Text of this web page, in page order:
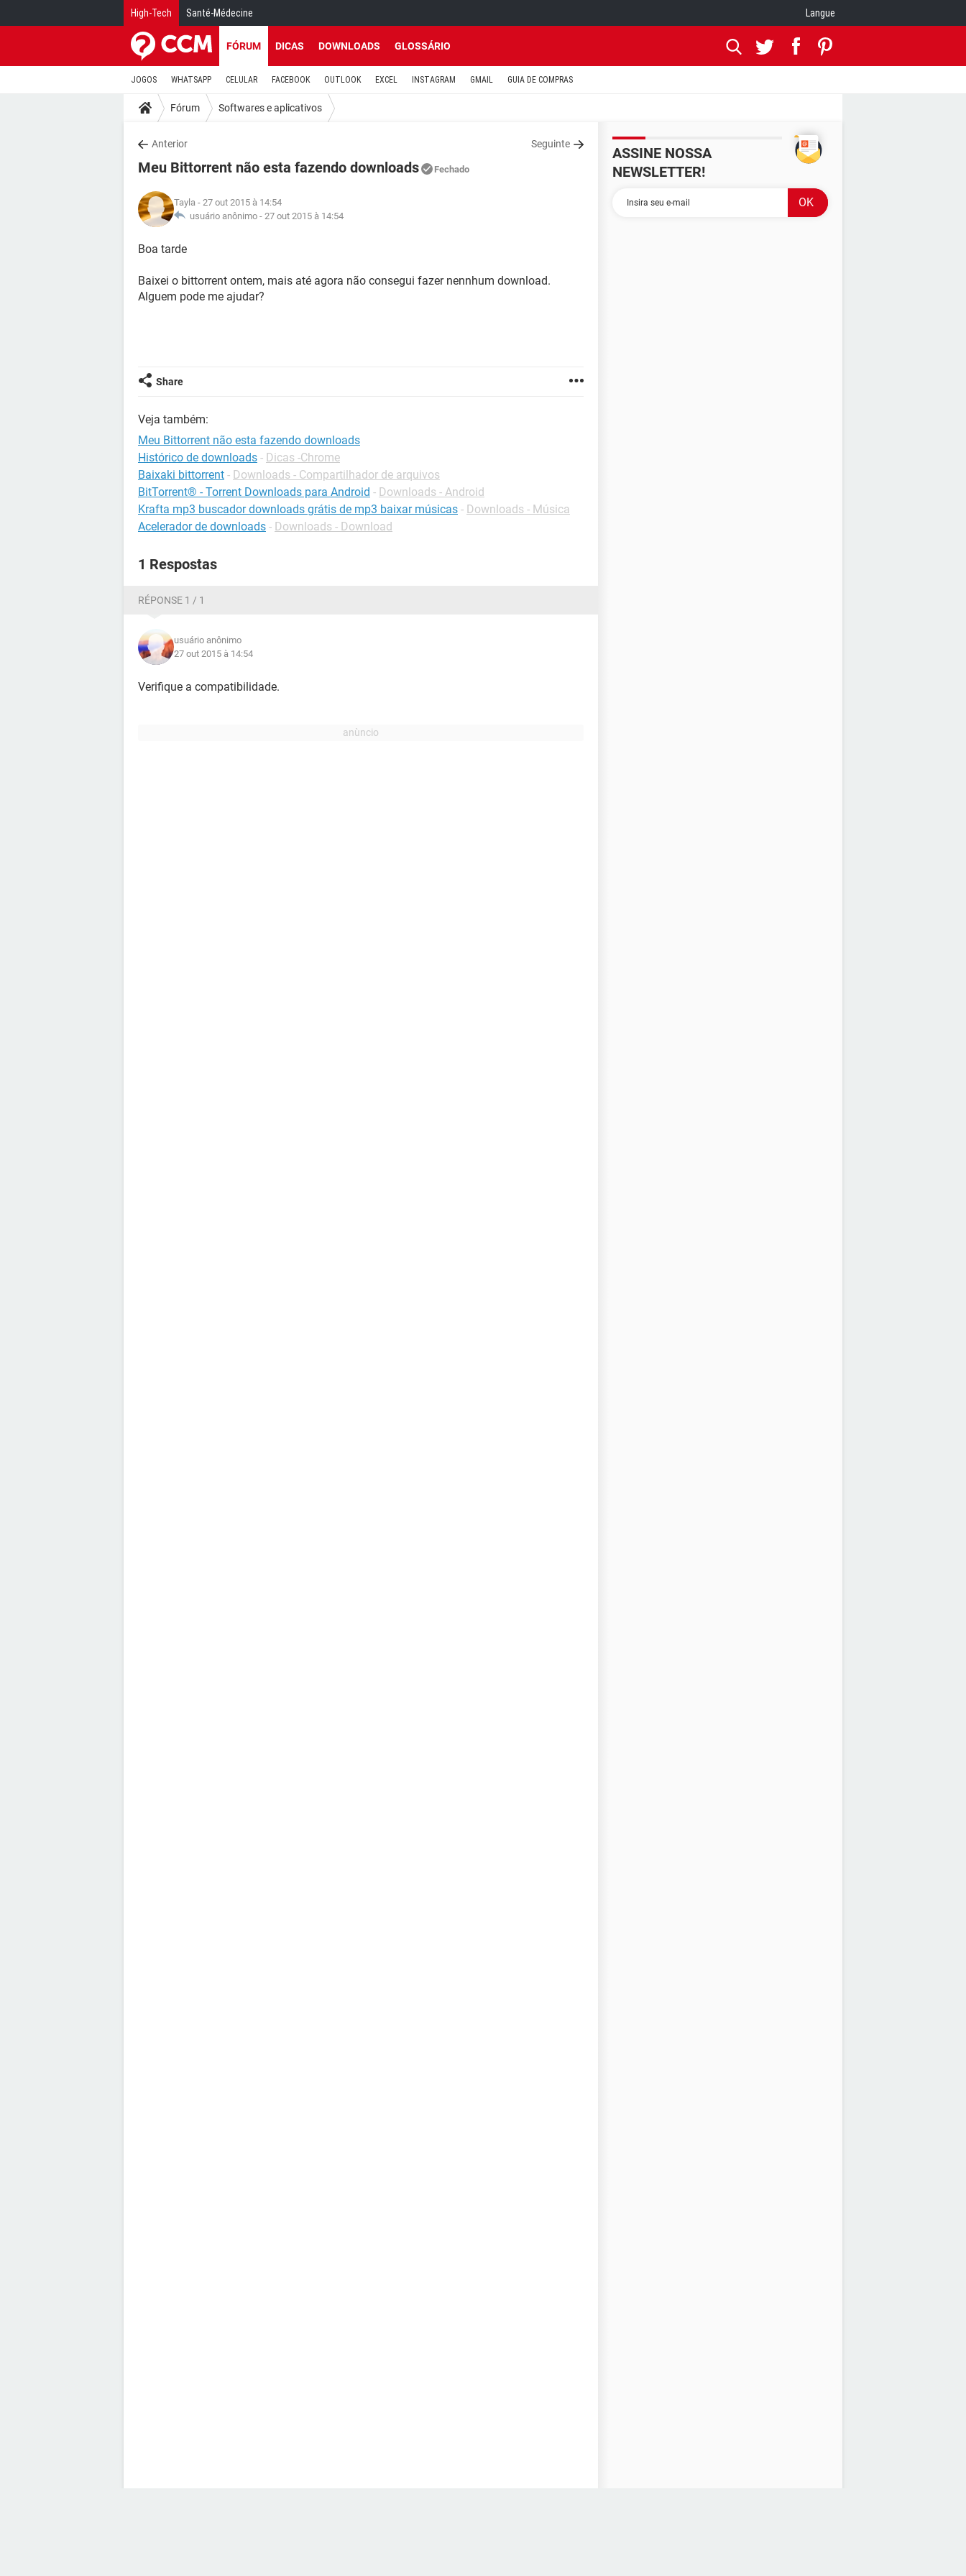
High-Tech Santé-Médecine Langue
FÓRUM DICAS DOWNLOADS GLOSSÁRIO
JOGOS WHATSAPP CELULAR FACEBOOK OUTLOOK EXCEL INSTAGRAM GMAIL GUIA DE COMPRAS
Fórum Softwares e aplicativos
Anterior Seguinte
Meu Bittorrent não esta fazendo downloads Fechado
Tayla - 27 out 2015 à 14:54
usuário anônimo - 27 out 2015 à 14:54
Boa tarde
Baixei o bittorrent ontem, mais até agora não consegui fazer nennhum download.
Alguem pode me ajudar?
Share
Veja também:
Meu Bittorrent não esta fazendo downloads
Histórico de downloads - Dicas -Chrome
Baixaki bittorrent - Downloads - Compartilhador de arquivos
BitTorrent® - Torrent Downloads para Android - Downloads - Android
Krafta mp3 buscador downloads grátis de mp3 baixar músicas - Downloads - Música
Acelerador de downloads - Downloads - Download
1 Respostas
RÉPONSE 1 / 1
usuário anônimo
27 out 2015 à 14:54
Verifique a compatibilidade.
ASSINE NOSSA
NEWSLETTER!